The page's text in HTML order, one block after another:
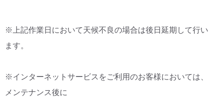
※上記作業日において天候不良の場合は後日延期して行い
ます。
※インターネットサービスをご利用のお客様においては、
メンテナンス後に